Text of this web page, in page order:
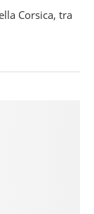
Corsica, tra